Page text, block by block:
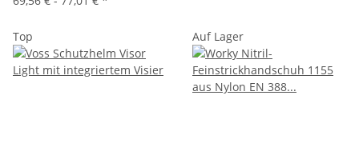
Top Auf Lager